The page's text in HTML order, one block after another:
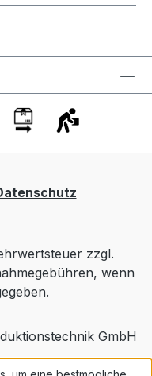
zzgl.
wenn
GmbH